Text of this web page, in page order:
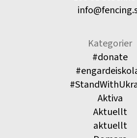
Kategorier
#donate
Aktiva
Aktuellt
aktuellt